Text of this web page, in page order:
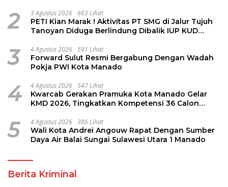
2 3 Agustus 2026 603 Lihat
PETI Kian Marak ! Aktivitas PT SMG di Jalur Tujuh
Tanoyan Diduga Berlindung Dibalik IUP KUD
3 4 Agustus 2026 591 Lihat
Forward Sulut Resmi Bergabung Dengan Wadah
Pokja PWI Kota Manado
4 4 Agustus 2026 547 Lihat
Kwarcab Gerakan Pramuka Kota Manado Gelar
KMD 2026, Tingkatkan Kompetensi 36 Calon
5 4 Agustus 2026 386 Lihat
Wali Kota Andrei Angouw Rapat Dengan Sumber
Daya Air Balai Sungai Sulawesi Utara 1 Manado
Berita Kriminal